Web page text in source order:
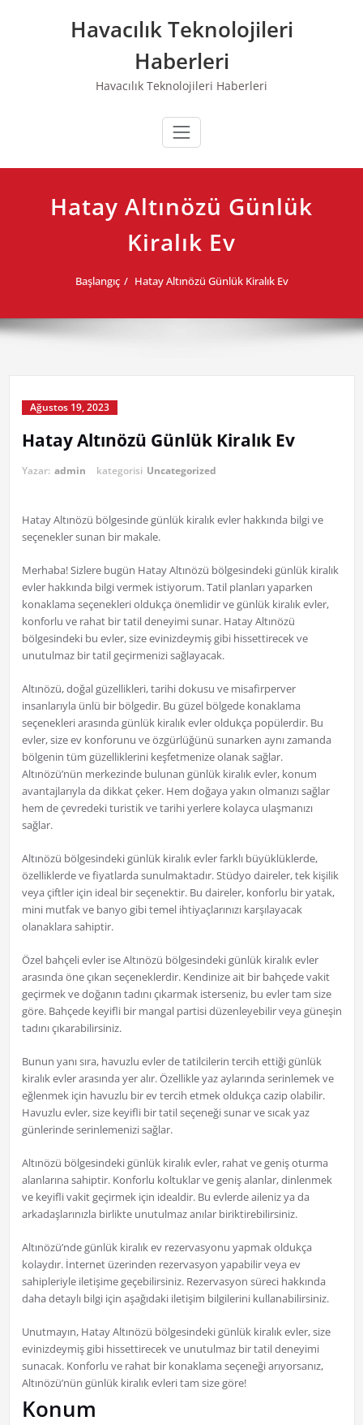
Havacılık Teknolojileri
Haberleri
Havacılık Teknolojileri Haberleri
Hatay Altınözü Günlük
Kiralık Ev
Başlangıç Hatay Altınözü Günlük Kiralık Ev
Ağustos 19, 2023
Hatay Altınözü Günlük Kiralık Ev
Yazar: admin kategorisi Uncategorized
Hatay Altınözü bölgesinde günlük kiralık evler hakkında bilgi ve
seçenekler sunan bir makale.
Merhaba! Sizlere bugün Hatay Altınözü bölgesindeki günlük kiralık
evler hakkında bilgi vermek istiyorum. Tatil planları yaparken
konaklama seçenekleri oldukça önemlidir ve günlük kiralık evler,
konforlu ve rahat bir tatil deneyimi sunar. Hatay Altınözü
bölgesindeki bu evler, size evinizdeymiş gibi hissettirecek ve
unutulmaz bir tatil geçirmenizi sağlayacak.
Altınözü, doğal güzellikleri, tarihi dokusu ve misafirperver
insanlarıyla ünlü bir bölgedir. Bu güzel bölgede konaklama
seçenekleri arasında günlük kiralık evler oldukça popülerdir. Bu
evler, size ev konforunu ve özgürlüğünü sunarken aynı zamanda
bölgenin tüm güzelliklerini keşfetmenize olanak sağlar.
Altınözü’nün merkezinde bulunan günlük kiralık evler, konum
avantajlarıyla da dikkat çeker. Hem doğaya yakın olmanızı sağlar
hem de çevredeki turistik ve tarihi yerlere kolayca ulaşmanızı
sağlar.
Altınözü bölgesindeki günlük kiralık evler farklı büyüklüklerde,
özelliklerde ve fiyatlarda sunulmaktadır. Stüdyo daireler, tek kişilik
veya çiftler için ideal bir seçenektir. Bu daireler, konforlu bir yatak,
mini mutfak ve banyo gibi temel ihtiyaçlarınızı karşılayacak
olanaklara sahiptir.
Özel bahçeli evler ise Altınözü bölgesindeki günlük kiralık evler
arasında öne çıkan seçeneklerdir. Kendinize ait bir bahçede vakit
geçirmek ve doğanın tadını çıkarmak isterseniz, bu evler tam size
göre. Bahçede keyifli bir mangal partisi düzenleyebilir veya güneşin
tadını çıkarabilirsiniz.
Bunun yanı sıra, havuzlu evler de tatilcilerin tercih ettiği günlük
kiralık evler arasında yer alır. Özellikle yaz aylarında serinlemek ve
eğlenmek için havuzlu bir ev tercih etmek oldukça cazip olabilir.
Havuzlu evler, size keyifli bir tatil seçeneği sunar ve sıcak yaz
günlerinde serinlemenizi sağlar.
Altınözü bölgesindeki günlük kiralık evler, rahat ve geniş oturma
alanlarına sahiptir. Konforlu koltuklar ve geniş alanlar, dinlenmek
ve keyifli vakit geçirmek için idealdir. Bu evlerde aileniz ya da
arkadaşlarınızla birlikte unutulmaz anılar biriktirebilirsiniz.
Altınözü’nde günlük kiralık ev rezervasyonu yapmak oldukça
kolaydır. İnternet üzerinden rezervasyon yapabilir veya ev
sahipleriyle iletişime geçebilirsiniz. Rezervasyon süreci hakkında
daha detaylı bilgi için aşağıdaki iletişim bilgilerini kullanabilirsiniz.
Unutmayın, Hatay Altınözü bölgesindeki günlük kiralık evler, size
evinizdeymiş gibi hissettirecek ve unutulmaz bir tatil deneyimi
sunacak. Konforlu ve rahat bir konaklama seçeneği arıyorsanız,
Altınözü’nün günlük kiralık evleri tam size göre!
Konum